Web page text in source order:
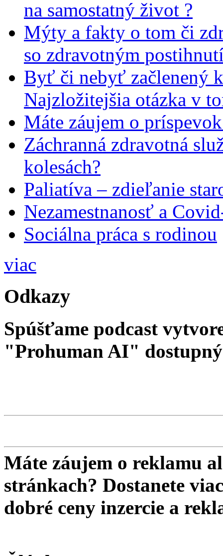
na samostatný život ?
Mýty a fakty o tom či
so zdravotným
Byť či nebyť začlenený
Najzložitejšia otázka v
Máte záujem o
Záchranná zdravotná
kolesách?
Paliatíva – zdieľanie
Nezamestnanosť a
Sociálna práca s rodinou
viac
Odkazy
Spúšťame podcast
"Prohuman AI"
Máte záujem o reklamu
stránkach? Dostanete
dobré ceny inzercie a